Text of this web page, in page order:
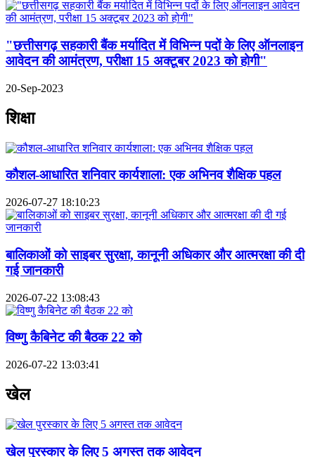
"छत्तीसगढ़ सहकारी बैंक मर्यादित में विभिन्न पदों के लिए ऑनलाइन
आवेदन की आमंत्रण, परीक्षा 15 अक्टूबर 2023 को होगी"
20-Sep-2023
शिक्षा
कौशल-आधारित शनिवार कार्यशाला: एक अभिनव शैक्षिक पहल
2026-07-27 18:10:23
बालिकाओं को साइबर सुरक्षा, कानूनी अधिकार और आत्मरक्षा की दी
गई जानकारी
2026-07-22 13:08:43
विष्णु कैबिनेट की बैठक 22 को
2026-07-22 13:03:41
खेल
खेल पुरस्कार के लिए 5 अगस्त तक आवेदन